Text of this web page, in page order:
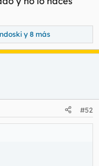
y 8 más
#52